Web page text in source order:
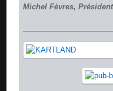
Michel Fèvres,